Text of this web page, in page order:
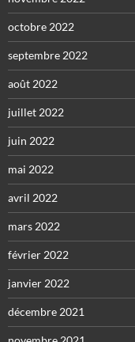
octobre 2022
septembre 2022
août 2022
juillet 2022
juin 2022
mai 2022
avril 2022
mars 2022
février 2022
janvier 2022
décembre 2021